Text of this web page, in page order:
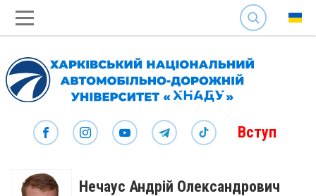
SEARCH
Вступ
Нечаус Андрій Олександрович